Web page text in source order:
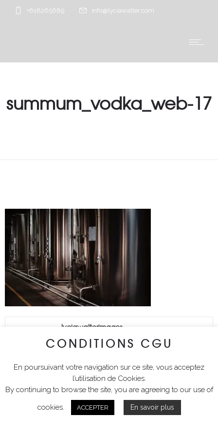
+618265689 info@lyciawalter.com
summum_vodka_web-17
lyciawalterimages
CONDITIONS CGU
En poursuivant votre navigation sur ce site, vous acceptez
l’utilisation de Cookies.
By continuing to browse the site, you are agreeing to our use of
cookies.
ACCEPTER En savoir plus